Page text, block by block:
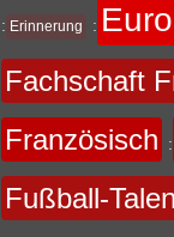
: Erinnerung :
Fachschaft
Französisch :
Fußball-